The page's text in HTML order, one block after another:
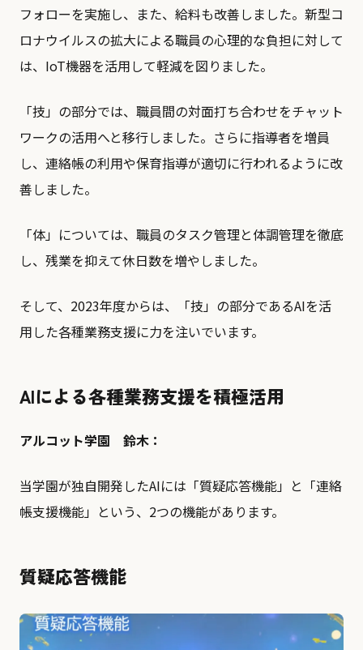
フォローを実施し、また、給料も改善しました。新型コ
ロナウイルスの拡大による職員の心理的な負担に対して
は、IoT機器を活用して軽減を図りました。
「技」の部分では、職員間の対面打ち合わせをチャット
ワークの活用へと移行しました。さらに指導者を増員
し、連絡帳の利用や保育指導が適切に行われるように改
善しました。
「体」については、職員のタスク管理と体調管理を徹底
し、残業を抑えて休日数を増やしました。
そして、2023年度からは、「技」の部分であるAIを活
用した各種業務支援に力を注いでいます。
AIによる各種業務支援を積極活用
アルコット学園 鈴木：
当学園が独自開発したAIには「質疑応答機能」と「連絡
帳支援機能」という、2つの機能があります。
質疑応答機能